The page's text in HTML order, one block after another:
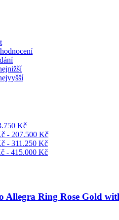
Kč
- 207.500 Kč
- 311.250 Kč
- 415.000 Kč
Allegra Ring Rose Gold